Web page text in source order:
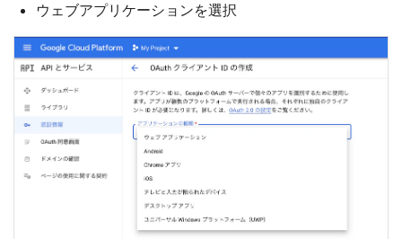
ウェブアプリケーションを選択